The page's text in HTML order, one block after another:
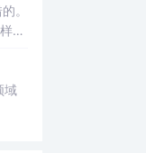
。
有
域